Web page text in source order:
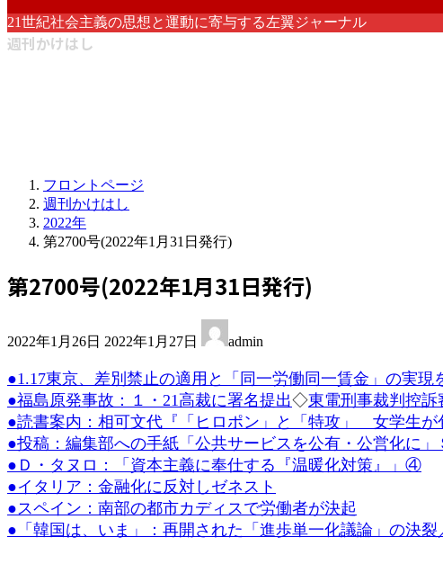
21世紀社会主義の思想と運動に寄与する左翼ジャーナル
週刊かけはし
フロントページ
週刊かけはし
2022年
第2700号(2022年1月31日発行)
第2700号(2022年1月31日発行)
2022年1月26日 終
新
日
時
:
2022年1月27日 admin
●1.17東京、差別禁止の適用と「同一労働同一賃金」の実現
●福島原発事故：１・21高裁に署名提出◇東電刑事裁判控訴
●読書案内：相可文代『「ヒロポン」と「特攻」 女学生が
●投稿：編集部への手紙「公共サービスを公有・公営化に」
●Ｄ・タヌロ：「資本主義に奉仕する『温暖化対策』」④
●イタリア：金融化に反対しゼネスト
●スペイン：南部の都市カディスで労働者が決起
●「韓国は、いま」：再開された「進歩単一化議論」の決